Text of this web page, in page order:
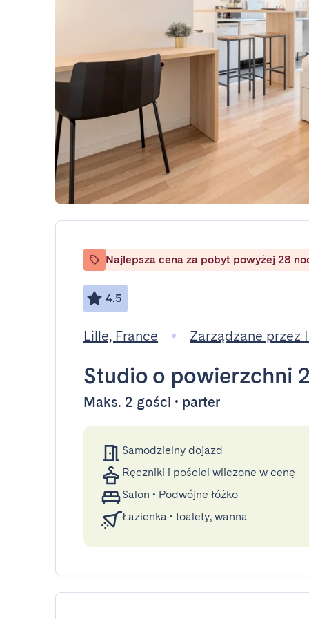
Najlepsza cena za pobyt powyżej 28
4.5
Lille, France Zarządzane przez
Studio o powierzchni
Maks. 2 gości • parter
Samodzielny dojazd
Ręczniki i pościel wliczone w cenę
Salon • Podwójne łóżko
Łazienka • toalety, wanna